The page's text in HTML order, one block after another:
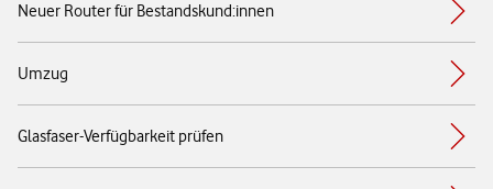
Neuer Router für Bestandskund:innen
Umzug
Glasfaser-Verfügbarkeit prüfen